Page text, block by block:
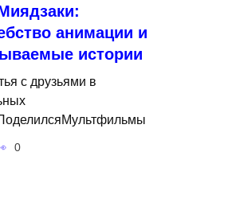
анимации и
истории
с друзьями в
0